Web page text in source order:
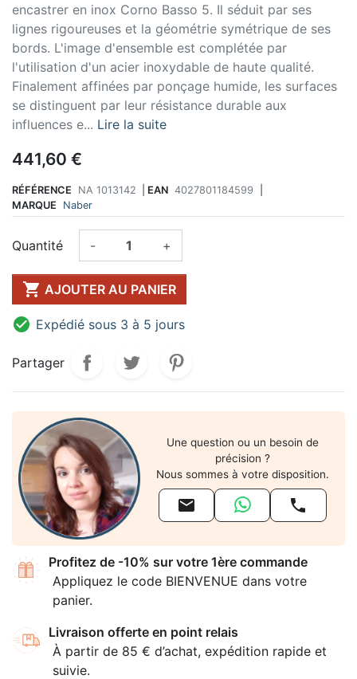
encastrer en inox Corno Basso 5. Il séduit par ses
lignes rigoureuses et la géométrie symétrique de ses
bords. L'image d'ensemble est complétée par
l'utilisation d'un acier inoxydable de haute qualité.
Finalement affinées par ponçage humide, les surfaces
se distinguent par leur résistance durable aux
influences e... Lire la suite
441,60 €
RÉFÉRENCE NA 1013142 EAN 4027801184599
MARQUE
Naber
Quantité - +
 AJOUTER AU PANIER
 Expédié sous 3 à 5 jours
Partager
Une question ou un besoin de
précision ?
Nous sommes à votre disposition.
 
Profitez de -10% sur votre 1ère commande
Appliquez le code BIENVENUE dans votre
panier.
Livraison offerte en point relais
À partir de 85 € d’achat, expédition rapide et
suivie.